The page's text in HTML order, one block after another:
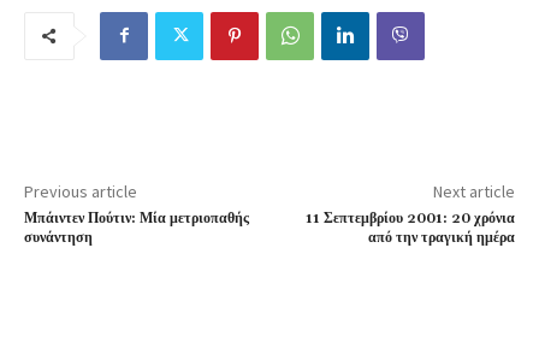
Previous article
Μπάιντεν Πούτιν: Μία μετριοπαθής
συνάντηση
Next article
11 Σεπτεμβρίου 2001: 20 χρόνια
από την τραγική ημέρα